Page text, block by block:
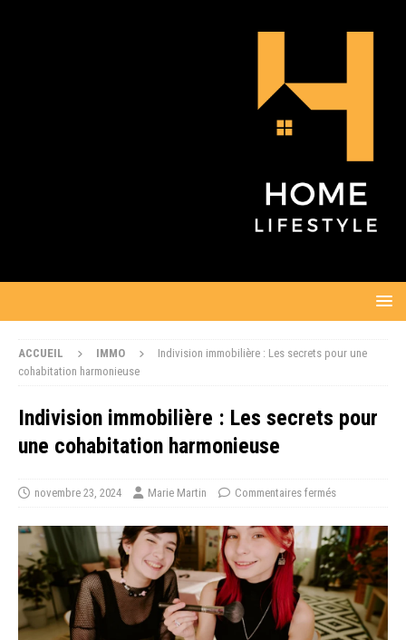
ACCUEIL IMMO
Indivision immobilière : Les secrets pour une
cohabitation harmonieuse
Indivision immobilière : Les secrets pour
une cohabitation harmonieuse
novembre 23, 2024 Marie Martin Commentaires fermés